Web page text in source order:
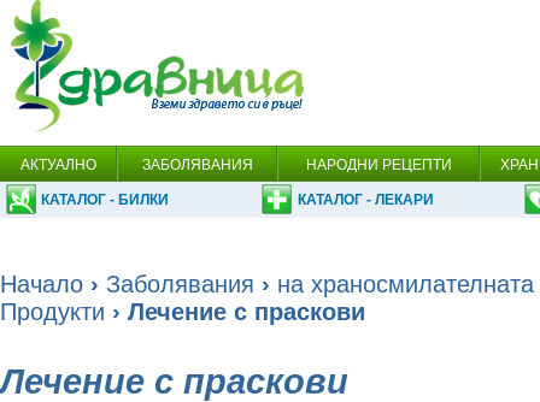
АКТУАЛНО ЗАБОЛЯВАНИЯ НАРОДНИ РЕЦЕПТИ
КАТАЛОГ - БИЛКИ КАТАЛОГ - ЛЕКАРИ
Начало › Заболявания › на
Продукти › Лечение с праскови
Лечение с праскови